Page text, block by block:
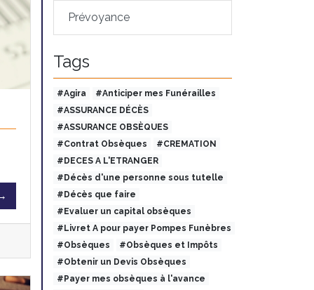
Prévoyance
Tags
#Agira
#Anticiper mes Funérailles
#ASSURANCE DÉCÈS
#ASSURANCE OBSÈQUES
#Contrat Obsèques
#CREMATION
#DECES A L'ETRANGER
#Décès d'une personne sous tutelle
#Décès que faire
#Evaluer un capital obsèques
#Livret A pour payer Pompes Funèbres
#Obsèques
#Obsèques et Impôts
#Obtenir un Devis Obsèques
#Payer mes obsèques à l'avance